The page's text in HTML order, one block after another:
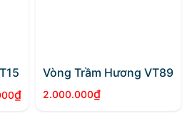
₫
Vòng Trầm Hương VT89
2.000.000₫